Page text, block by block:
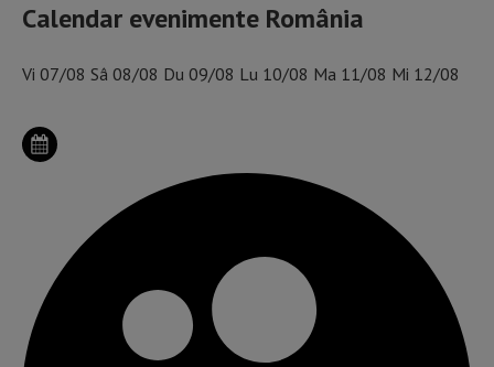
Calendar evenimente România
Vi 07/08 Sâ 08/08 Du 09/08 Lu 10/08 Ma 11/08 Mi 12/08